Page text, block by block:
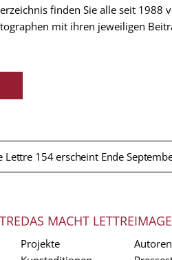
finden Sie alle seit 1988
mit ihren jeweiligen
Lettre 154 erscheint Ende
DAS MACHT LETTRE
Projekte
IMAGE